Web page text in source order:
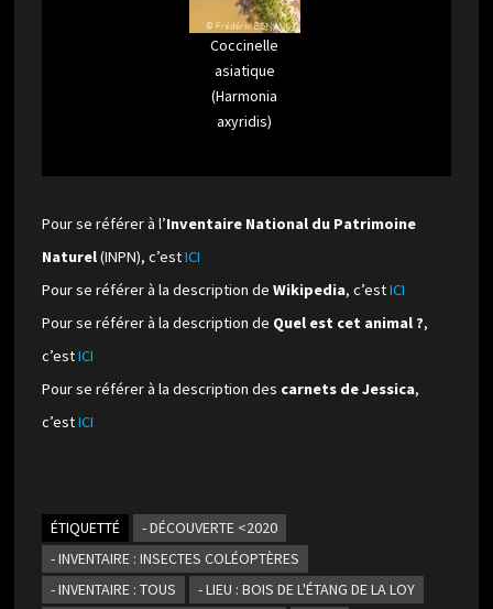
Coccinelle
asiatique
(Harmonia
axyridis)
Pour se référer à l’Inventaire National du Patrimoine
Naturel(INPN), c’estICI
Pour se référer à la description de Wikipedia, c’estICI
Pour se référer à la description de Quel est cet animal ?,
c’estICI
Pour se référer à la description des carnets de Jessica,
c’estICI
ÉTIQUETTÉ
- DÉCOUVERTE <2020
- INVENTAIRE : INSECTES COLÉOPTÈRES
- INVENTAIRE : TOUS
- LIEU : BOIS DE L'ÉTANG DE LA LOY